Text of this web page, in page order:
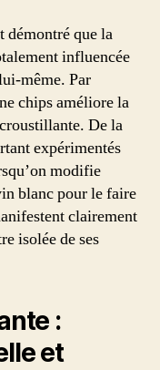
démontré que la
influencée
même. Par
chips améliore la
De la
expérimentés
modifie
blanc pour le faire
clairement
isolée de ses
:
et